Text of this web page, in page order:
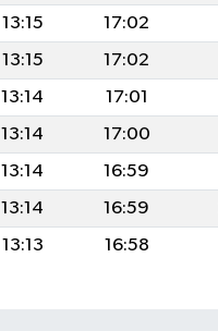
13:15 17:02
13:15 17:02
13:14 17:01
13:14 17:00
13:14 16:59
13:14 16:59
13:13 16:58